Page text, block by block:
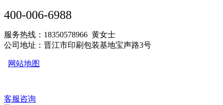
400-006-6988
服务热线：18350578966 黄女士
公司地址：晋江市印刷包装基地宝声路3号
网站地图
客服咨询